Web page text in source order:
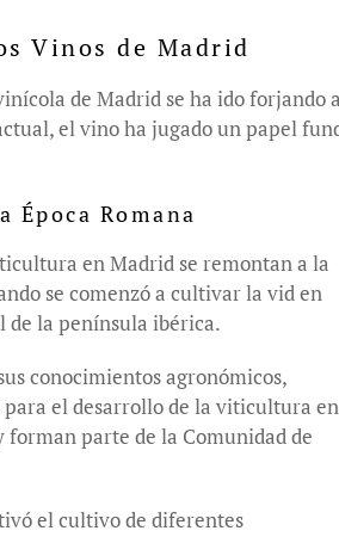
Vinos de Madrid
de Madrid se ha ido forjando
el vino ha jugado un papel
Época Romana
en Madrid se remontan a la
se comenzó a cultivar la vid en
de la península ibérica.
conocimientos agronómicos,
para el desarrollo de la viticultura en
parte de la Comunidad de
el cultivo de diferentes